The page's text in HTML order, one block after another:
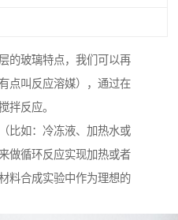
的玻璃特点，我们可以再
点叫反应溶媒），通过在
拌反应。
比如：冷冻液、加热水或
做循环反应实现加热或者
料合成实验中作为理想的